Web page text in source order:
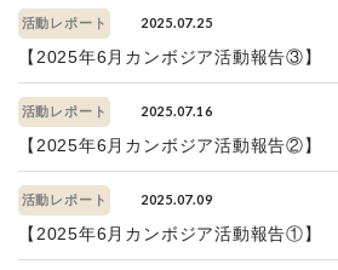
活動レポート 2025.07.25
【2025年6月カンボジア活動報告③】
活動レポート 2025.07.16
【2025年6月カンボジア活動報告②】
活動レポート 2025.07.09
【2025年6月カンボジア活動報告①】